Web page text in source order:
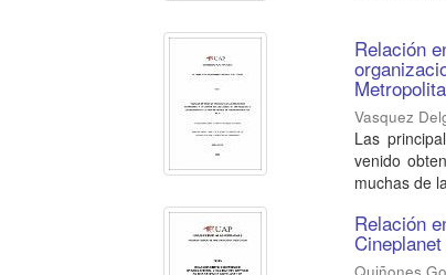
Relación
Vasquez
Las
venido
muchas de
Relación